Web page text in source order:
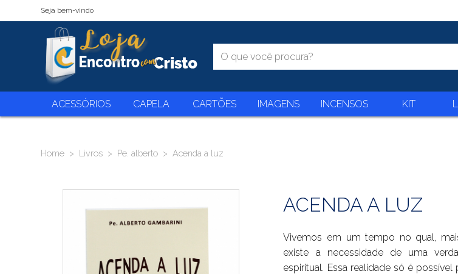
Seja bem-vindo
ACESSÓRIOS CAPELA CARTÕES IMAGENS INCENSOS KIT
Home Livros Pe. alberto Acenda a luz
ACENDA A LUZ
Vivemos em um tempo no qual,
existe a necessidade de uma
espiritual. Essa realidade só é possível